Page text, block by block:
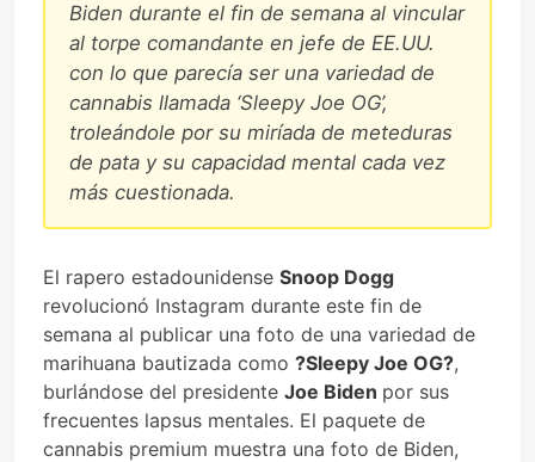
Biden durante el fin de semana al vincular
al torpe comandante en jefe de EE.UU.
con lo que parecía ser una variedad de
cannabis llamada ‘Sleepy Joe OG’,
troleándole por su miríada de meteduras
de pata y su capacidad mental cada vez
más cuestionada.
El rapero estadounidense Snoop Dogg
revolucionó Instagram durante este fin de
semana al publicar una foto de una variedad de
marihuana bautizada como ?Sleepy Joe OG?,
burlándose del presidente Joe Biden por sus
frecuentes lapsus mentales. El paquete de
cannabis premium muestra una foto de Biden,